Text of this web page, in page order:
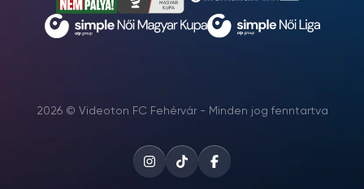
2026 © Videoton FC Fehérvár - Minden jog fenntartva